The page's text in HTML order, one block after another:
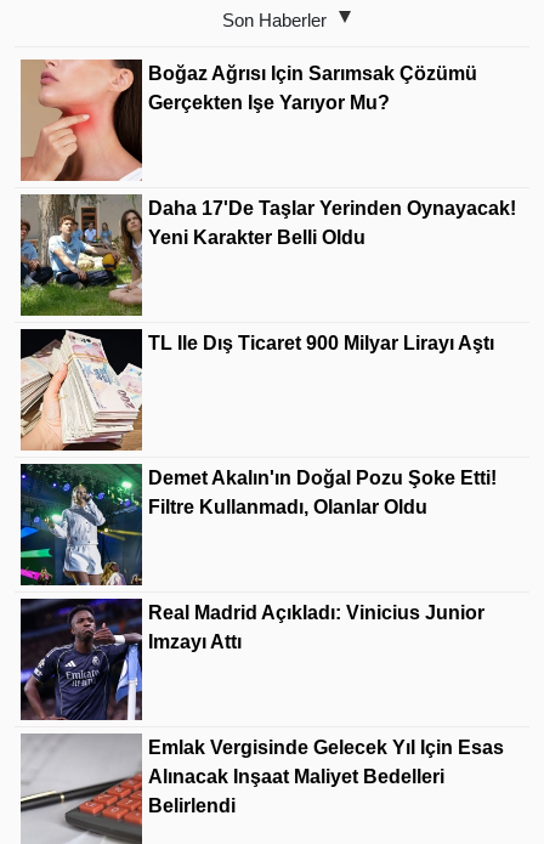
Son Haberler
Boğaz Ağrısı Için Sarımsak Çözümü
Gerçekten Işe Yarıyor Mu?
Daha 17'de Taşlar Yerinden Oynayacak!
Yeni Karakter Belli Oldu
TL Ile Dış Ticaret 900 Milyar Lirayı Aştı
Demet Akalın'ın Doğal Pozu Şoke Etti!
Filtre Kullanmadı, Olanlar Oldu
Real Madrid Açıkladı: Vinicius Junior
Imzayı Attı
Emlak Vergisinde Gelecek Yıl Için Esas
Alınacak Inşaat Maliyet Bedelleri
Belirlendi